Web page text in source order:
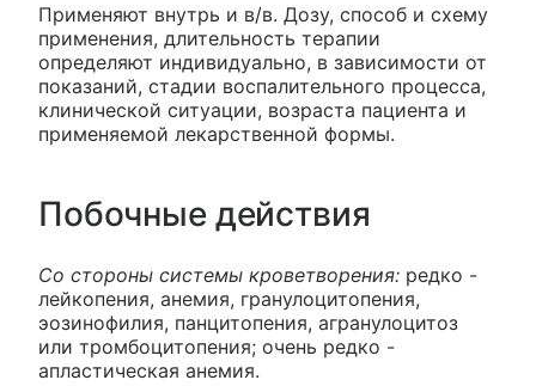
Применяют внутрь и в/в. Дозу, способ и схему
применения, длительность терапии
определяют индивидуально, в зависимости от
показаний, стадии воспалительного процесса,
клинической ситуации, возраста пациента и
применяемой лекарственной формы.
Побочные действия
Со стороны системы кроветворения: редко -
лейкопения, анемия, гранулоцитопения,
эозинофилия, панцитопения, агранулоцитоз
или тромбоцитопения; очень редко -
апластическая анемия.